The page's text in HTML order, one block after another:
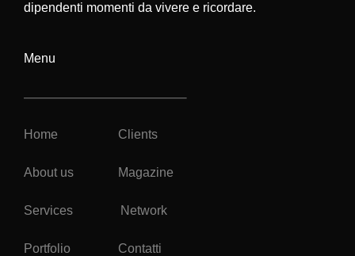
dipendenti momenti da vivere e ricordare.
Menu
Home Clients
About us Magazine
Services Network
Portfolio Contatti